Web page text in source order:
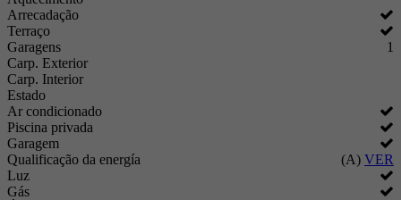
Arrecadação
Terraço
Garagens
1
Carp. Exterior
Carp. Interior
Estado
Ar condicionado
Piscina privada
Garagem
Qualificação da energía
(A) VER
Luz
Gás